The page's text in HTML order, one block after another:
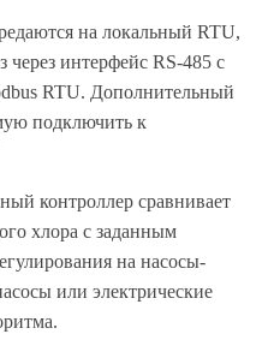
на локальный RTU,
интерфейс RS-485 с
RTU. Дополнительный
подключить к
контроллер сравнивает
хлора с заданным
на насосы-
или электрические